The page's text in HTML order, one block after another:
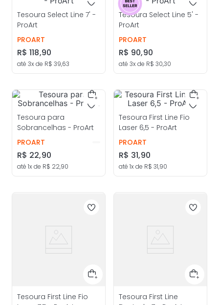
Tesoura Select Line 7' -
ProArt
PROART
R$ 118,90
até 3x de R$ 39,63
Tesoura Select Line 5' -
ProArt
PROART
R$ 90,90
até 3x de R$ 30,30
Tesoura para
Sobrancelhas - ProArt
PROART
R$ 22,90
até 1x de R$ 22,90
Tesoura First Line Fio
Laser 6,5 - ProArt
PROART
R$ 31,90
até 1x de R$ 31,90
Tesoura First Line Fio
Tesoura First Line